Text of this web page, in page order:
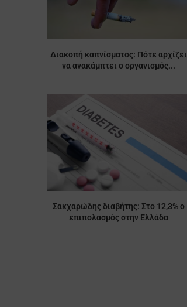
Διακοπή καπνίσματος: Πότε αρχίζει
να ανακάμπτει ο οργανισμός...
Σακχαρώδης διαβήτης: Στο 12,3% ο
επιπολασμός στην Ελλάδα